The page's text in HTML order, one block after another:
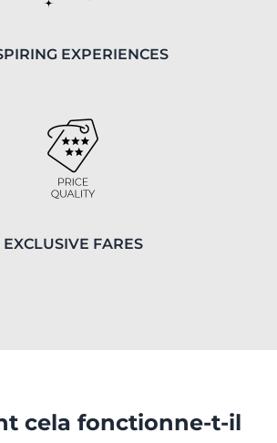
EXPERIENCES
EXCLUSIVE FARES
cela fonctionne-t-il